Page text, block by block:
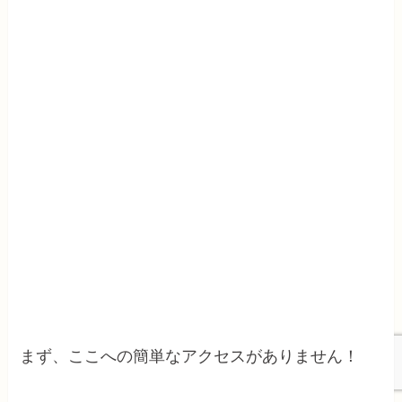
まず、ここへの簡単なアクセスがありません！